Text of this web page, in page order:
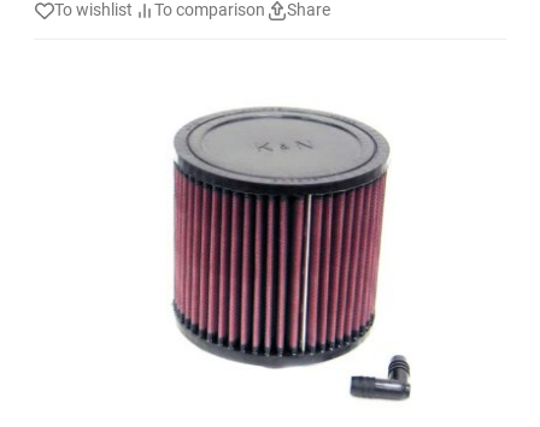
To wishlist To comparison Share